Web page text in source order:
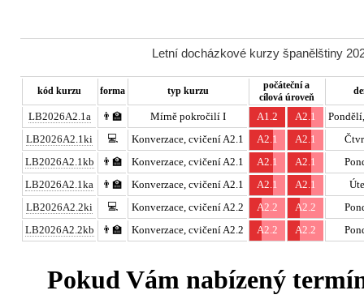
Letní docházkové kurzy španělštiny
kód kurzu forma typ kurzu
počáteční a
cílová úroveň
LB2026A2.1a 👨‍🏫 Mírně pokročilí I A1.2 A2.1
LB2026A2.1ki
💻 Konverzace, cvičení A2.1 A2.1 A2.1
LB2026A2.1kb
👨‍🏫 Konverzace, cvičení A2.1 A2.1 A2.1
LB2026A2.1ka
👨‍🏫 Konverzace, cvičení A2.1 A2.1 A2.1
LB2026A2.2ki
💻 Konverzace, cvičení A2.2 A2.2 A2.2
LB2026A2.2kb
👨‍🏫 Konverzace, cvičení A2.2 A2.2 A2.2
Pokud Vám nabízený